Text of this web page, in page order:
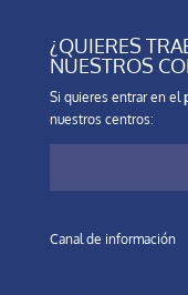
¿QUIERES
NUESTROS
Si quieres entrar en el
nuestros centros:
Canal de información